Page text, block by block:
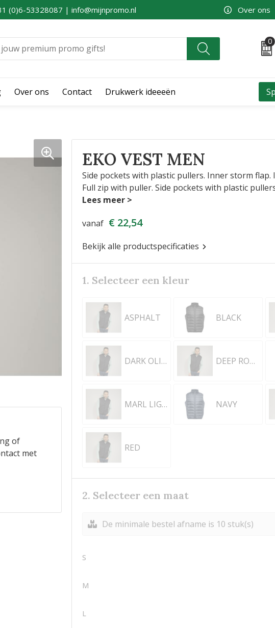
(0)6-53328087 | info@mijnpromo.nl Over ons
0
Over ons Contact Drukwerk ideeeën
of
met
EKO VEST MEN
Side pockets with plastic pullers. Inner storm flap.
Full zip with puller. Side pockets with plastic
vanaf € 22,54
Bekijk alle productspecificaties
1. Selecteer een kleur
ASPHALT BLACK
DARK OLIVE DEEP ROYAL BLUE
MARL LIGHT GREY NAVY
RED
2. Selecteer een maat
De minimale bestel afname is 10 stuk(s)
S
M
L